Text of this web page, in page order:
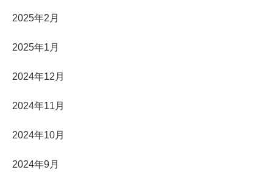
2025年2月
2025年1月
2024年12月
2024年11月
2024年10月
2024年9月